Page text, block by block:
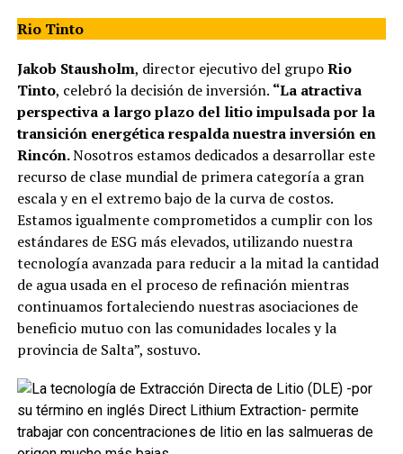
Rio Tinto
Jakob Stausholm, director ejecutivo del grupoRio
Tinto, celebró la decisión de inversión. “La atractiva
perspectiva a largo plazo del litio impulsada por la
transición energética respalda nuestra inversión en
Rincón.Nosotros estamos dedicados a desarrollar este
recurso de clase mundial de primera categoría a gran
escala y en el extremo bajo de la curva de costos.
Estamos igualmente comprometidos a cumplir con los
estándares de ESG más elevados, utilizando nuestra
tecnología avanzada para reducir a la mitad la cantidad
de agua usada en el proceso de refinación mientras
continuamos fortaleciendo nuestras asociaciones de
beneficio mutuo con las comunidades locales y la
provincia de Salta”, sostuvo.